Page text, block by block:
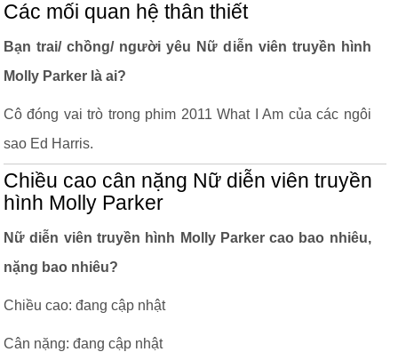
Các mối quan hệ thân thiết
Bạn trai/ chồng/ người yêu Nữ diễn viên truyền hình
Molly Parker là ai?
Cô đóng vai trò trong phim 2011 What I Am của các ngôi
sao Ed Harris.
Chiều cao cân nặng Nữ diễn viên truyền
hình Molly Parker
Nữ diễn viên truyền hình Molly Parker cao bao nhiêu,
nặng bao nhiêu?
Chiều cao: đang cập nhật
Cân nặng: đang cập nhật